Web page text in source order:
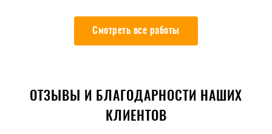
Смотреть все работы
ОТЗЫВЫ И БЛАГОДАРНОСТИ НАШИХ
КЛИЕНТОВ